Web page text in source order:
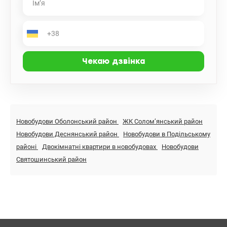
Новобудови Оболонський район
ЖК Солом’янський район
Новобудови Деснянський район
Новобудови в Подільському
районі
Двокімнатні квартири в новобудовах
Новобудови
Святошинський район